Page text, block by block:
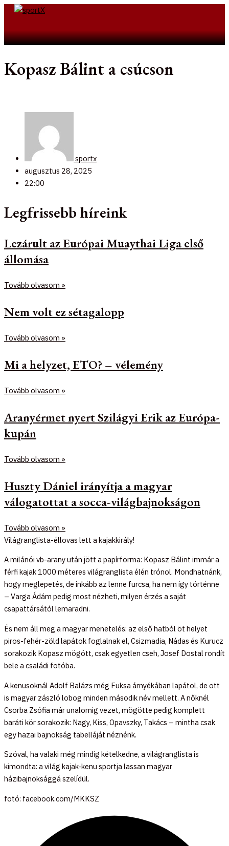
Skip
Kopasz Bálint a csúcson
sportx
augusztus 28, 2025
22:00
Legfrissebb híreink
Lezárult az Európai Muaythai Liga első
állomása
Tovább olvasom »
Nem volt ez sétagalopp
Tovább olvasom »
Mi a helyzet, ETO? – vélemény
Tovább olvasom »
Aranyérmet nyert Szilágyi Erik az Európa-
kupán
Tovább olvasom »
Huszty Dániel irányítja a magyar
válogatottat a socca-világbajnokságon
Tovább olvasom »
Világranglista-éllovas lett a kajakkirály!
A milánói vb-arany után jött a papírforma: Kopasz Bálint immár a
férfi kajak 1000 méteres világranglista élén trónol. Mondhatnánk,
hogy meglepetés, de inkább az lenne furcsa, ha nem így történne
– Varga Ádám pedig most nézheti, milyen érzés a saját
csapattársától lemaradni.
És nem áll meg a magyar menetelés: az első hatból öt helyet
piros-fehér-zöld lapátok foglalnak el, Csizmadia, Nádas és Kurucz
sorakozik Kopasz mögött, csak egyetlen cseh, Josef Dostal rondít
bele a családi fotóba.
A kenusoknál Adolf Balázs még Fuksa árnyékában lapátol, de ott
is magyar zászló lobog minden második név mellett. A nőknél
Csorba Zsófia már unalomig vezet, mögötte pedig komplett
baráti kör sorakozik: Nagy, Kiss, Opavszky, Takács – mintha csak
egy hazai bajnokság tabelláját néznénk.
Szóval, ha valaki még mindig kételkedne, a világranglista is
kimondta: a világ kajak-kenu sportja lassan magyar
házibajnoksággá szelídül.
fotó: facebook.com/MKKSZ